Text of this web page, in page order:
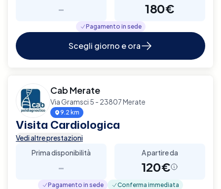
- 180€
Pagamento in sede
Scegli giorno e ora
Cab Merate
Via Gramsci 5 - 23807 Merate
9.2 km
Visita Cardiologica
Vedi altre prestazioni
Prima disponibilità
-
A partire da
120€
Pagamento in sede Conferma immediata